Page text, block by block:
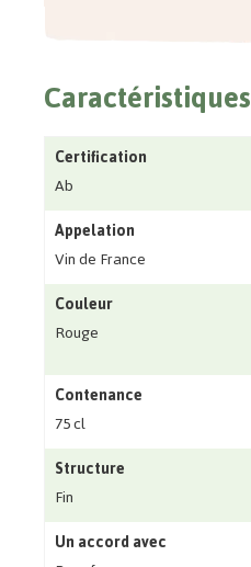
Caractéristiques
Certification
Ab
Appelation
Vin de France
Couleur
Rouge
Contenance
75 cl
Structure
Fin
Un accord avec